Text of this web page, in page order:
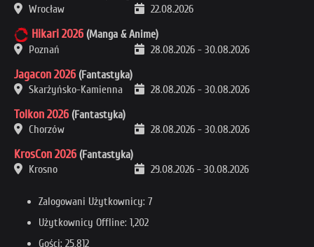
Wrocław
22.08.2026
Hikari 2026 (Manga & Anime)
Poznań
28.08.2026 - 30.08.2026
Jagacon 2026 (Fantastyka)
Skarżyńsko-Kamienna
28.08.2026 - 30.08.2026
Tolkon 2026 (Fantastyka)
Chorzów
28.08.2026 - 30.08.2026
KrosCon 2026 (Fantastyka)
Krosno
29.08.2026 - 30.08.2026
Zalogowani Użytkownicy: 7
Użytkownicy Offline: 1,202
Gości: 25,812